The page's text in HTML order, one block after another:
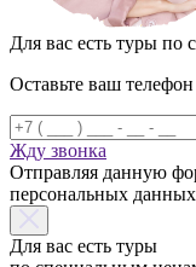
Для вас есть туры по
Оставьте ваш
Жду звонка
Отправляя данную
персональных данных
Для вас есть туры